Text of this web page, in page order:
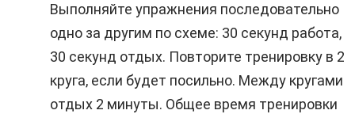
Выполняйте упражнения последовательно
одно за другим по схеме: 30 секунд работа,
30 секунд отдых. Повторите тренировку в 2
круга, если будет посильно. Между кругами
отдых 2 минуты. Общее время тренировки